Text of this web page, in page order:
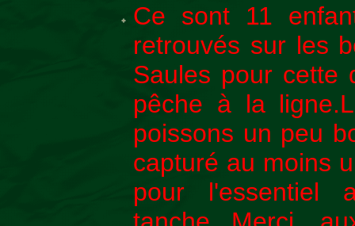
Ce sont 11
retrouvés sur les
Saules pour cette
pêche à la
poissons un peu
capturé au moins
pour l'essentiel